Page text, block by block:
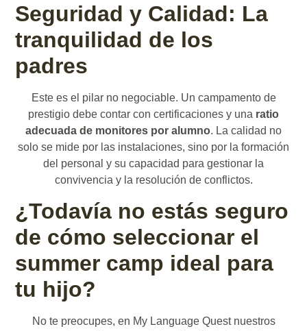
Seguridad y Calidad: La
tranquilidad de los
padres
Este es el pilar no negociable. Un campamento de
prestigio debe contar con certificaciones y una ratio
adecuada de monitores por alumno. La calidad no
solo se mide por las instalaciones, sino por la formación
del personal y su capacidad para gestionar la
convivencia y la resolución de conflictos.
¿Todavía no estás seguro
de cómo seleccionar el
summer camp ideal para
tu hijo?
No te preocupes, en My Language Quest nuestros